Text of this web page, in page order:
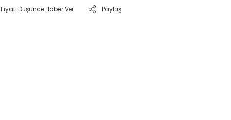
Fiyatı Düşünce Haber Ver Paylaş